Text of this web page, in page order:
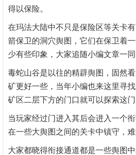
得以保险。
在玛法大陆中不只是保险区等关卡
箭保卫的洞穴舆图，它们在保卫着
少有些印象，大家追随小编文章一同
毒蛇山谷是以往的精辟舆图，固然
矿更好一些，当年小编也来这里寻
矿区二层下方的门口就可以探索这
当玩家经过门进入其后会进入一个
在一些大舆图之间的关卡中镇守，
大家都晓得衔接通道都是一些舆图